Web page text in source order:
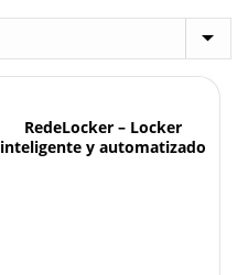
RedeLocker – Locker
inteligente y automatizado